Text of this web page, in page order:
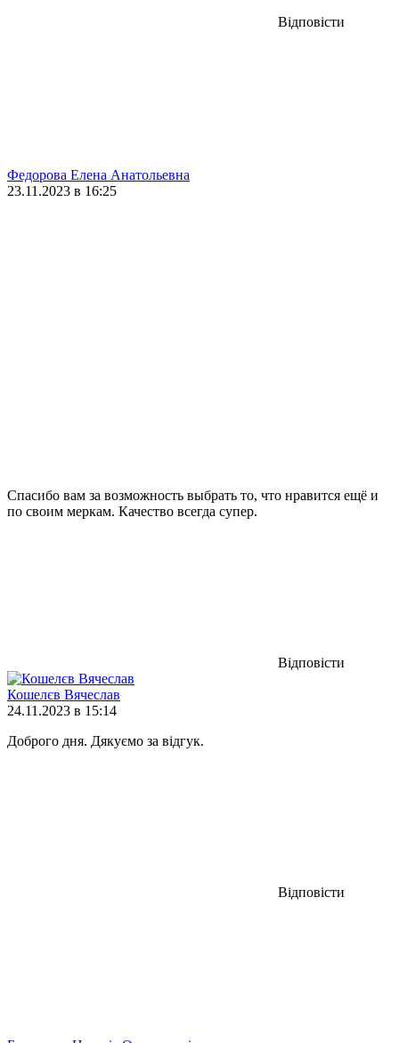
Відповісти
Федорова Елена Анатольевна
23.11.2023 в 16:25
Спасибо вам за возможность выбрать то, что нравится ещё и
по своим меркам. Качество всегда супер.
Відповісти
Кошелєв Вячеслав
24.11.2023 в 15:14
Доброго дня. Дякуємо за відгук.
Відповісти